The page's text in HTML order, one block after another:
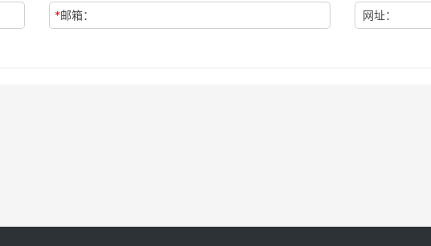
*邮箱： 网址：